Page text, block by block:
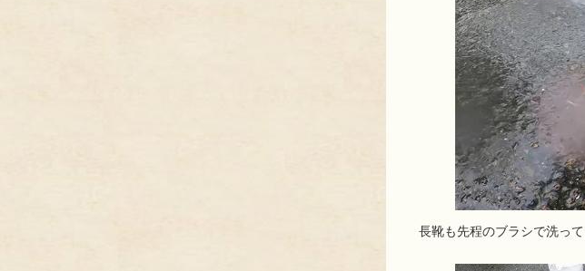
長靴も先程のブラシで洗って